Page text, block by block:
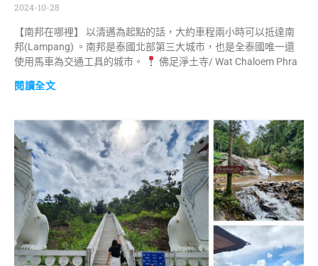
2024-10-28
【南邦在哪裡】 以清邁為起點的話，大約車程兩小時可以抵達南
邦(Lampang) 。南邦是泰國北部第三大城市，也是全泰國唯一還
使用馬車為交通工具的城市。
佛足淨土寺/ Wat Chaloem Phra
閱讀全文